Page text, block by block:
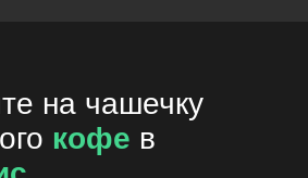
на чашечку
кофе в